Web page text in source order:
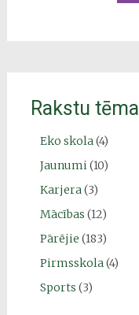
Rakstu
Eko skola(4)
Jaunumi(10)
Karjera(3)
Mācības (12)
Pārējie (183)
Pirmsskola(4)
Sports (3)